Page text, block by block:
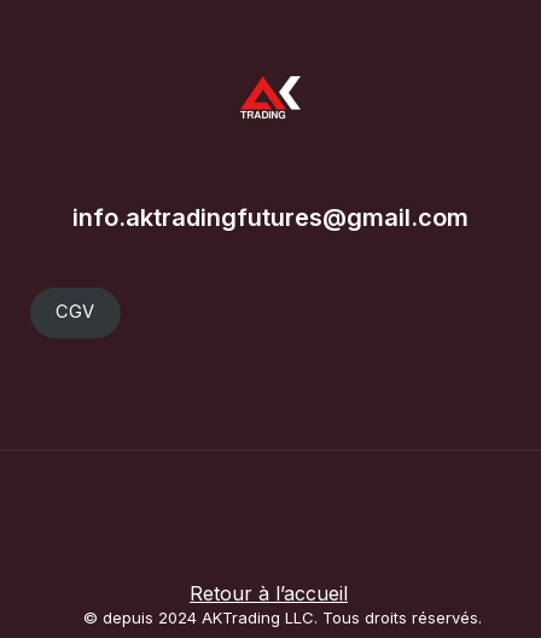
info.aktradingfutures@gmail.com
CGV
Retour à l’accueil
© depuis 2024 AKTrading LLC. Tous droits réservés.